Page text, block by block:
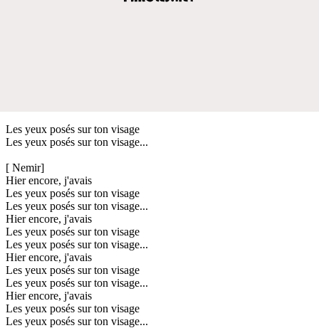
Les yeux posés sur ton visage
Les yeux posés sur ton visage...
[ Nemir]
Hier encore, j'avais
Les yeux posés sur ton visage
Les yeux posés sur ton visage...
Hier encore, j'avais
Les yeux posés sur ton visage
Les yeux posés sur ton visage...
Hier encore, j'avais
Les yeux posés sur ton visage
Les yeux posés sur ton visage...
Hier encore, j'avais
Les yeux posés sur ton visage
Les yeux posés sur ton visage...